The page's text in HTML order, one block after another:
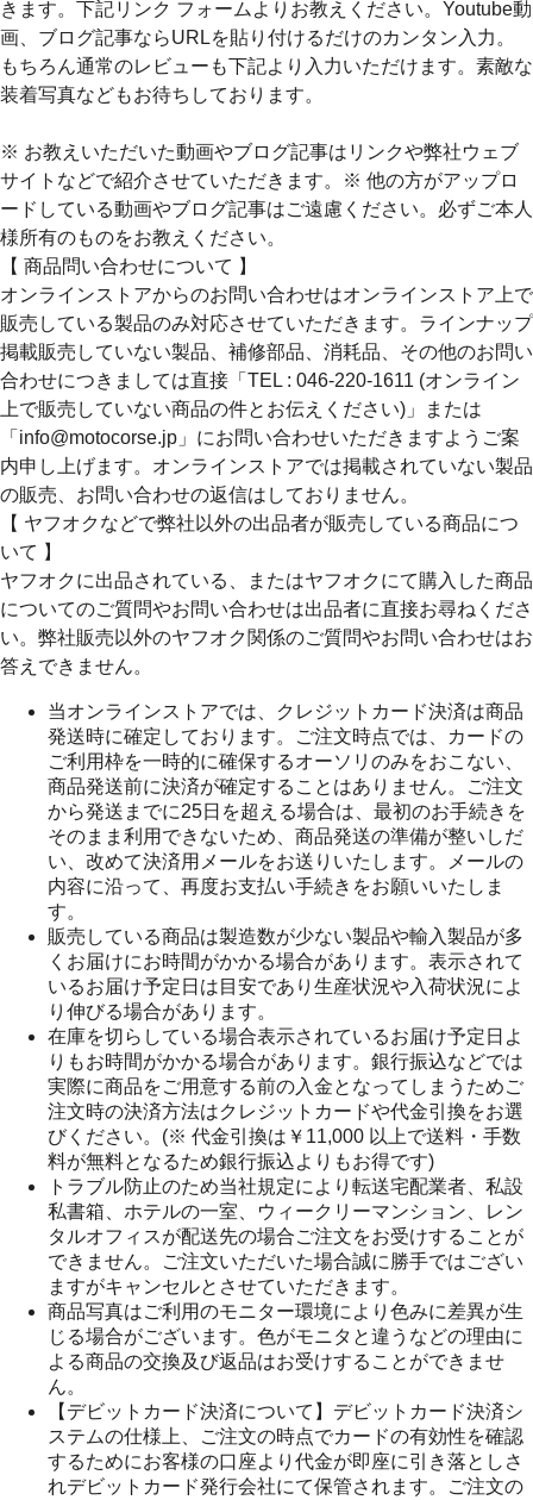
きます。下記リンク フォームよりお教えください。Youtube動
画、ブログ記事ならURLを貼り付けるだけのカンタン入力。
もちろん通常のレビューも下記より入力いただけます。素敵な
装着写真などもお待ちしております。
※ お教えいただいた動画やブログ記事はリンクや弊社ウェブ
サイトなどで紹介させていただきます。※ 他の方がアップロ
ードしている動画やブログ記事はご遠慮ください。必ずご本人
様所有のものをお教えください。
【 商品問い合わせについて 】
オンラインストアからのお問い合わせはオンラインストア上で
販売している製品のみ対応させていただきます。ラインナップ
掲載販売していない製品、補修部品、消耗品、その他のお問い
合わせにつきましては直接「TEL : 046-220-1611 (オンライン
上で販売していない商品の件とお伝えください)」または
「info@motocorse.jp」にお問い合わせいただきますようご案
内申し上げます。オンラインストアでは掲載されていない製品
の販売、お問い合わせの返信はしておりません。
【 ヤフオクなどで弊社以外の出品者が販売している商品につ
いて 】
ヤフオクに出品されている、またはヤフオクにて購入した商品
についてのご質問やお問い合わせは出品者に直接お尋ねくださ
い。弊社販売以外のヤフオク関係のご質問やお問い合わせはお
答えできません。
当オンラインストアでは、クレジットカード決済は商品
発送時に確定しております。ご注文時点では、カードの
ご利用枠を一時的に確保するオーソリのみをおこない、
商品発送前に決済が確定することはありません。ご注文
から発送までに25日を超える場合は、最初のお手続きを
そのまま利用できないため、商品発送の準備が整いしだ
い、改めて決済用メールをお送りいたします。メールの
内容に沿って、再度お支払い手続きをお願いいたしま
す。
販売している商品は製造数が少ない製品や輸入製品が多
くお届けにお時間がかかる場合があります。表示されて
いるお届け予定日は目安であり生産状況や入荷状況によ
り伸びる場合があります。
在庫を切らしている場合表示されているお届け予定日よ
りもお時間がかかる場合があります。銀行振込などでは
実際に商品をご用意する前の入金となってしまうためご
注文時の決済方法はクレジットカードや代金引換をお選
びください。(※ 代金引換は￥11,000 以上で送料・手数
料が無料となるため銀行振込よりもお得です)
トラブル防止のため当社規定により転送宅配業者、私設
私書箱、ホテルの一室、ウィークリーマンション、レン
タルオフィスが配送先の場合ご注文をお受けすることが
できません。ご注文いただいた場合誠に勝手ではござい
ますがキャンセルとさせていただきます。
商品写真はご利用のモニター環境により色みに差異が生
じる場合がございます。色がモニタと違うなどの理由に
よる商品の交換及び返品はお受けすることができませ
ん。
【デビットカード決済について】デビットカード決済シ
ステムの仕様上、ご注文の時点でカードの有効性を確認
するためにお客様の口座より代金が即座に引き落としさ
れデビットカード発行会社にて保管されます。ご注文の